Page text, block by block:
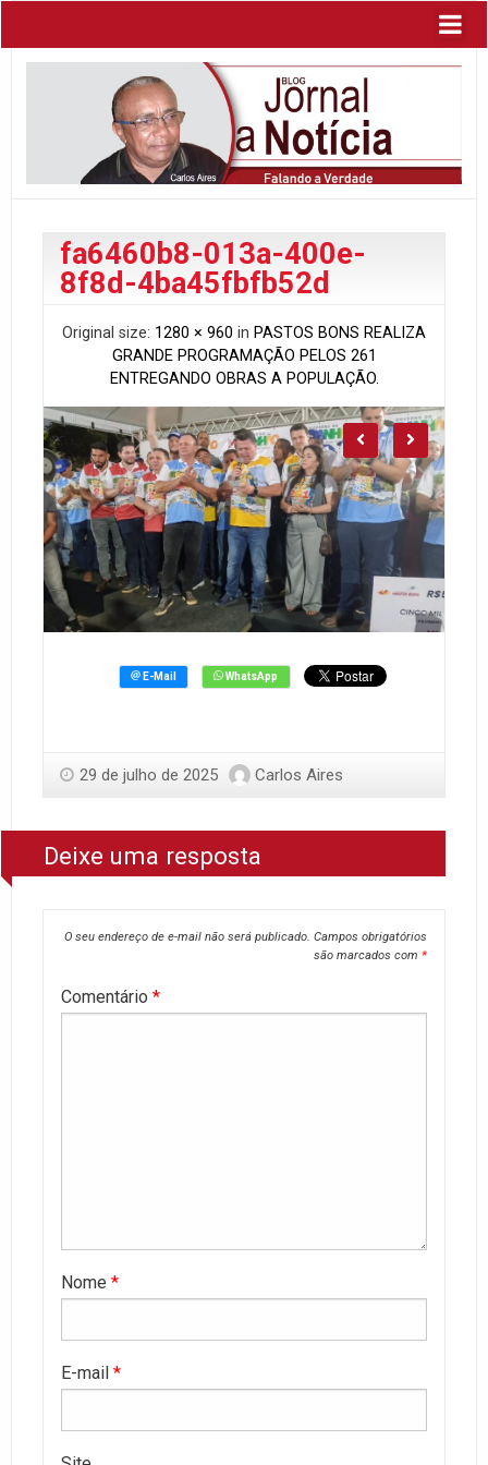
fa6460b8-013a-400e-
8f8d-4ba45fbfb52d
Original size: 1280 × 960 in PASTOS BONS REALIZA
GRANDE PROGRAMAÇÃO PELOS 261
ENTREGANDO OBRAS A POPULAÇÃO.
29 de julho de 2025 Carlos Aires
Deixe uma resposta
O seu endereço de e-mail não será publicado. Campos obrigatórios
são marcados com *
Comentário *
Nome *
E-mail *